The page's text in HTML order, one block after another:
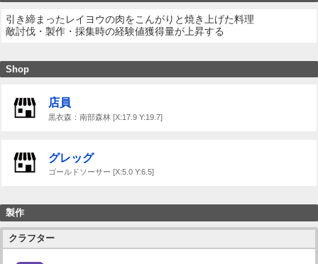
引き締まったレイヨウの肉をこんがりと焼き上げた料理
敵討伐・製作・採集時の経験値獲得量が上昇する
Shop
店員
黒衣森：南部森林 [X:17.9 Y:19.7]
グレッグ
ゴールドソーサー [X:5.0 Y:6.5]
製作
クラフター